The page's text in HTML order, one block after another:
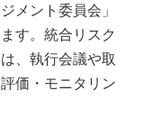
メント委員会」
す。統合リスク
、執行会議や取
価・モニタリン